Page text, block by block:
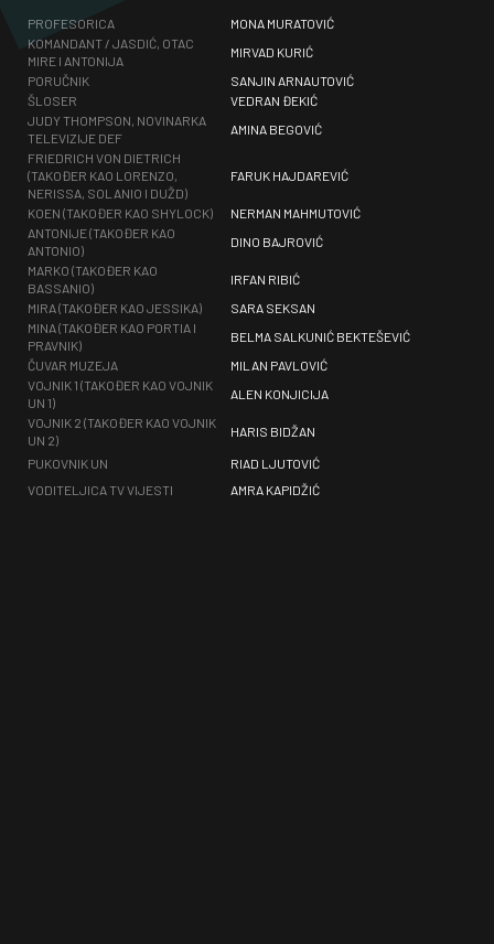
PROFESORICA
MONA MURATOVIĆ
KOMANDANT / JASDIĆ, OTAC
MIRE I ANTONIJA
MIRVAD KURIĆ
PORUČNIK
SANJIN ARNAUTOVIĆ
ŠLOSER
VEDRAN ĐEKIĆ
JUDY THOMPSON, NOVINARKA
TELEVIZIJE DEF
AMINA BEGOVIĆ
FRIEDRICH VON DIETRICH
(TAKOĐER KAO LORENZO,
NERISSA, SOLANIO I DUŽD)
FARUK HAJDAREVIĆ
KOEN (TAKOĐER KAO SHYLOCK)
NERMAN MAHMUTOVIĆ
ANTONIJE (TAKOĐER KAO
ANTONIO)
DINO BAJROVIĆ
MARKO (TAKOĐER KAO
BASSANIO)
IRFAN RIBIĆ
MIRA (TAKOĐER KAO JESSIKA)
SARA SEKSAN
MINA (TAKOĐER KAO PORTIA I
PRAVNIK)
BELMA SALKUNIĆ BEKTEŠEVIĆ
ČUVAR MUZEJA
MILAN PAVLOVIĆ
VOJNIK 1 (TAKOĐER KAO VOJNIK
UN 1)
ALEN KONJICIJA
VOJNIK 2 (TAKOĐER KAO VOJNIK
UN 2)
HARIS BIDŽAN
PUKOVNIK UN
RIAD LJUTOVIĆ
VODITELJICA TV VIJESTI
AMRA KAPIDŽIĆ